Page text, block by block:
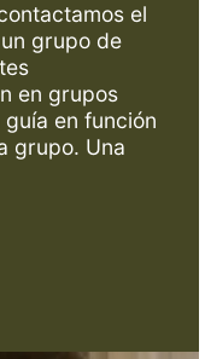
el
grupo de
en grupos
en función
grupo. Una